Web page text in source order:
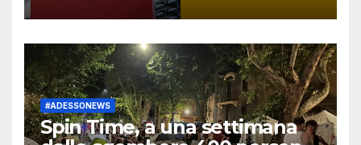
#ADESSONEWS
Spin Time, a una settimana